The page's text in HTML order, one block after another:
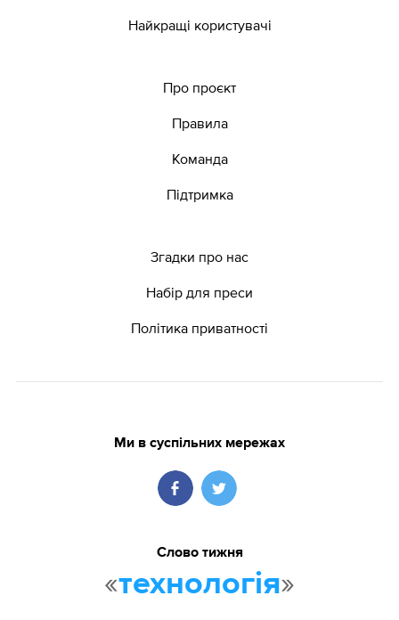
Найкращі користувачі
Про проєкт
Правила
Команда
Підтримка
Згадки про нас
Набір для преси
Політика приватності
Ми в суспільних мережах
Слово тижня
«технологія»